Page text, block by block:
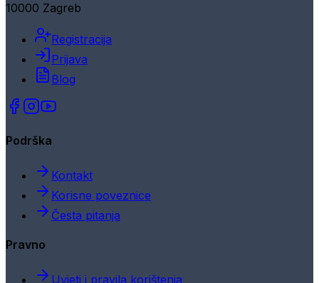
10000 Zagreb
Registracija
Prijava
Blog
Podrška
Kontakt
Korisne poveznice
Česta pitanja
Pravno
Uvjeti i pravila korištenja